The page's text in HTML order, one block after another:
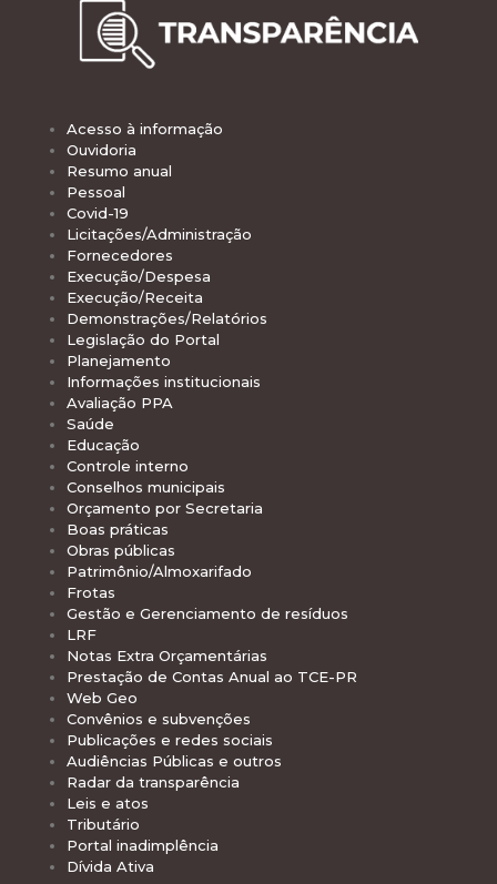
Acesso à informação
Ouvidoria
Resumo anual
Pessoal
Covid-19
Licitações/Administração
Fornecedores
Execução/Despesa
Execução/Receita
Demonstrações/Relatórios
Legislação do Portal
Planejamento
Informações institucionais
Avaliação PPA
Saúde
Educação
Controle interno
Conselhos municipais
Orçamento por Secretaria
Boas práticas
Obras públicas
Patrimônio/Almoxarifado
Frotas
Gestão e Gerenciamento de resíduos
LRF
Notas Extra Orçamentárias
Prestação de Contas Anual ao TCE-PR
Web Geo
Convênios e subvenções
Publicações e redes sociais
Audiências Públicas e outros
Radar da transparência
Leis e atos
Tributário
Portal inadimplência
Dívida Ativa